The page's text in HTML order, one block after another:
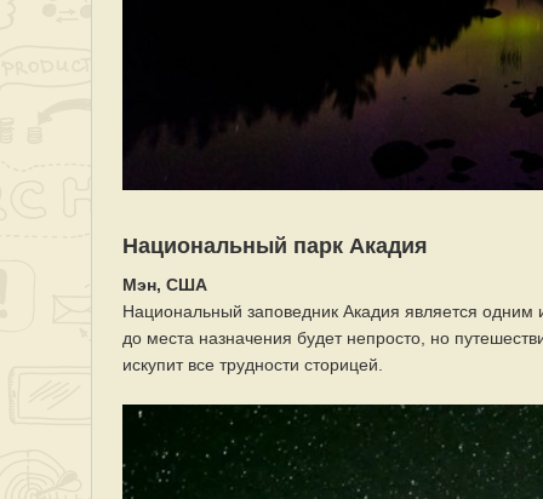
Национальный парк Акадия
Мэн, США
Национальный заповедник Акадия является
до места назначения будет непросто, но
искупит все трудности сторицей.